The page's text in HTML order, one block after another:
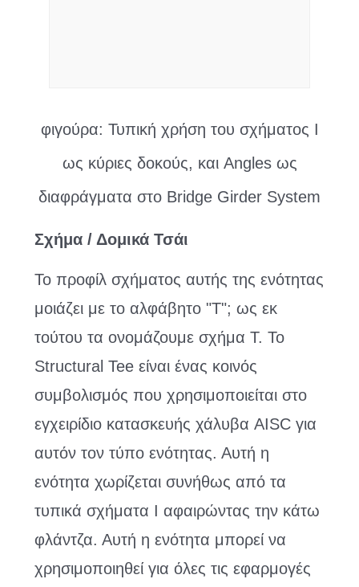
φιγούρα: Τυπική χρήση του σχήματος I
ως κύριες δοκούς, και Angles ως
διαφράγματα στο Bridge Girder System
Σχήμα / Δομικά Τσάι
Το προφίλ σχήματος αυτής της ενότητας
μοιάζει με το αλφάβητο "T"; ως εκ
τούτου τα ονομάζουμε σχήμα Τ. Το
Structural Tee είναι ένας κοινός
συμβολισμός που χρησιμοποιείται στο
εγχειρίδιο κατασκευής χάλυβα AISC για
αυτόν τον τύπο ενότητας. Αυτή η
ενότητα χωρίζεται συνήθως από τα
τυπικά σχήματα I αφαιρώντας την κάτω
φλάντζα. Αυτή η ενότητα μπορεί να
χρησιμοποιηθεί για όλες τις εφαρμογές